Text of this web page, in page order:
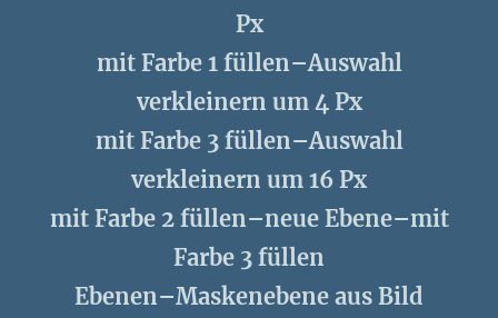
Px
mit Farbe 1 füllen–Auswahl
verkleinern um 4 Px
mit Farbe 3 füllen–Auswahl
verkleinern um 16 Px
mit Farbe 2 füllen–neue Ebene–mit
Farbe 3 füllen
Ebenen–Maskenebene aus Bild